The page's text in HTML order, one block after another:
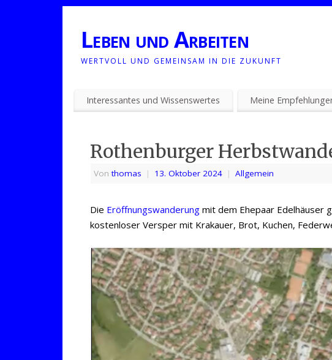
Leben und Arbeiten
WERTVOLL UND GEMEINSAM IN DIE ZUKUNFT
Interessantes und Wissenswertes Meine
Rothenburger
Vonthomas | 13. Oktober 2024 | Allgemein
Die Eröffnungswanderung mit dem Ehepaar Edelhäuser
kostenloser Versper mit Krakauer, Brot, Kuchen,